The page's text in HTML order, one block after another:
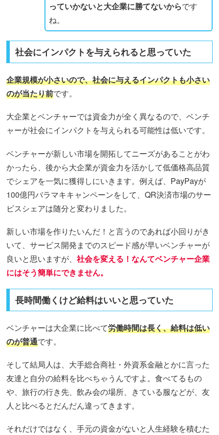
っていかないと大企業に勝てないからです
ね。
社会にインパクトを与えられると思っていた
企業規模が小さいので、社会に与えるインパクトも小さい
のが当たり前です。
大企業とベンチャーでは資金力が全く異なるので、ベンチ
ャーが社会にインパクトを与えられる可能性は低いです。
ベンチャーが新しい市場を開拓してニーズがあることがわ
かったら、後から大企業が資金力を活かして低価格高品質
でシェアを一気に獲得しにいきます。例えば、PayPayが
100億円バラマキキャンペーンをして、QR決済市場のサー
ビスシェアは随分と変わりました。
新しい市場を作りたいんだ！と言うのであれば小回りがき
いて、サービス開発までのスピード感が早いベンチャーが
良いと思いますが、社会を変える！なんてベンチャー企業
にはそう簡単にできません。
長時間働くけど給料はいいと思っていた
ベンチャーは大企業に比べて労働時間は長く、給料は低い
のが普通です。
そして結局人は、大手総合商社・外資系金融とかに言った
友達と自分の給料を比べちゃうんですよ。食べてるもの
や、旅行の行き先、飲み会の場所、きている服などが、友
人と比べるとだんだん違ってきます。
それだけではなく、手元の資金がないと人生経験を積むた